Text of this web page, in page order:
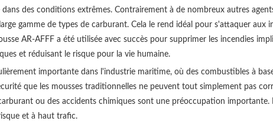
des conditions extrêmes. Contrairement à de nombreux autres
gamme de types de carburant. Cela le rend idéal pour s'attaquer aux
AR-AFFF a été utilisée avec succès pour supprimer les incendies
et réduisant le risque pour la vie humaine.
importante dans l'industrie maritime, où des combustibles à
que les mousses traditionnelles ne peuvent tout simplement pas
ou des accidents chimiques sont une préoccupation importante.
et à haut trafic.